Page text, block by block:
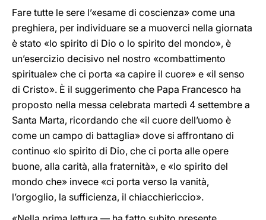
Fare tutte le sere l’«esame di coscienza» come una
preghiera, per individuare se a muoverci nella giornata
è stato «lo spirito di Dio o lo spirito del mondo», è
un’esercizio decisivo nel nostro «combattimento
spirituale» che ci porta «a capire il cuore» e «il senso
di Cristo». È il suggerimento che Papa Francesco ha
proposto nella messa celebrata martedì 4 settembre a
Santa Marta, ricordando che «il cuore dell’uomo è
come un campo di battaglia» dove si affrontano di
continuo «lo spirito di Dio, che ci porta alle opere
buone, alla carità, alla fraternità», e «lo spirito del
mondo che» invece «ci porta verso la vanità,
l’orgoglio, la sufficienza, il chiacchiericcio».